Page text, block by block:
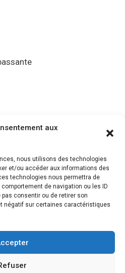
aux
nous utilisons des technologies
et/ou accéder aux informations des
technologies nous permettra de
de navigation ou les ID
consentir ou de retirer son
négatif sur certaines caractéristiques
en lecture (Brut)
100Go/disque
4K 120Hz et
v. 2.1)